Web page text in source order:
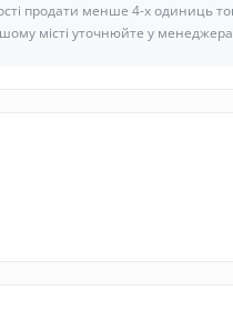
продати менше 4-х одиниць
місті уточнюйте у